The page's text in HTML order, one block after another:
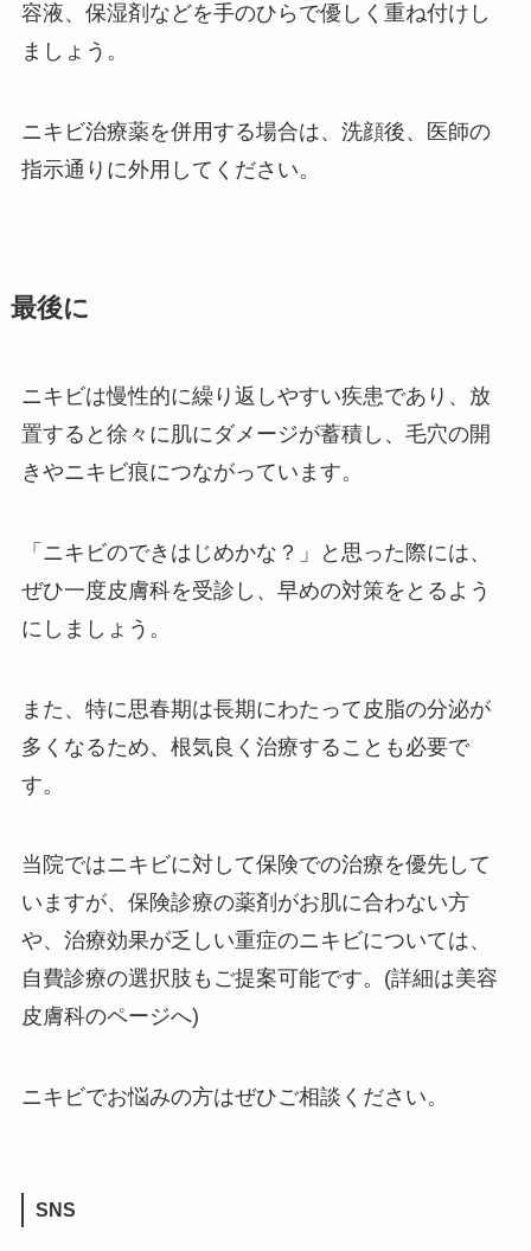
容液、保湿剤などを手のひらで優しく重ね付けし
ましょう。
ニキビ治療薬を併用する場合は、洗顔後、医師の
指示通りに外用してください。
最後に
ニキビは慢性的に繰り返しやすい疾患であり、放
置すると徐々に肌にダメージが蓄積し、毛穴の開
きやニキビ痕につながっています。
「ニキビのできはじめかな？」と思った際には、
ぜひ一度皮膚科を受診し、早めの対策をとるよう
にしましょう。
また、特に思春期は長期にわたって皮脂の分泌が
多くなるため、根気良く治療することも必要で
す。
当院ではニキビに対して保険での治療を優先して
いますが、保険診療の薬剤がお肌に合わない方
や、治療効果が乏しい重症のニキビについては、
自費診療の選択肢もご提案可能です。(詳細は美容
皮膚科のページへ)
ニキビでお悩みの方はぜひご相談ください。
SNS